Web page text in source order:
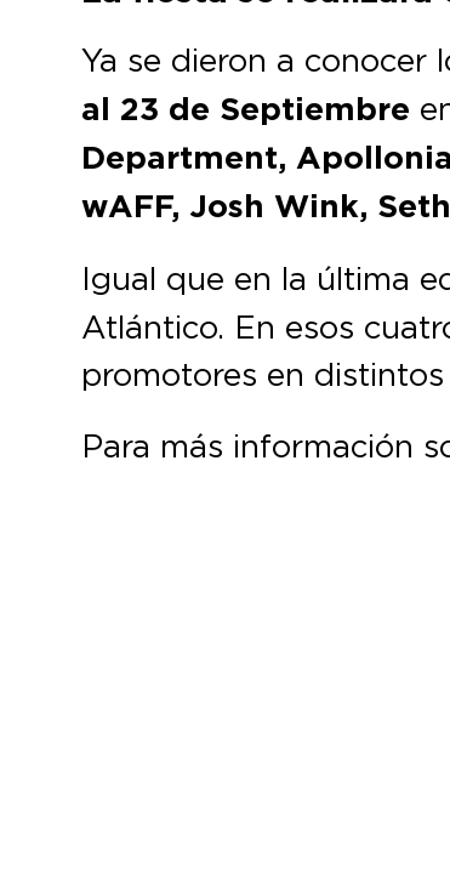
Ya se dieron a conocer
al 23 de Septiembre
Department,
wAFF, Josh Wink,
Igual que en la última
Atlántico. En esos
promotores en
Para más información